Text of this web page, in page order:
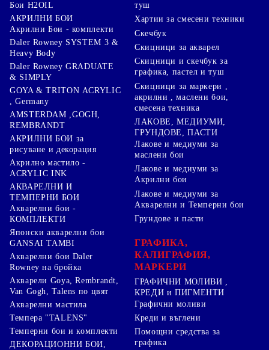
Бои H2OIL
АКРИЛНИ БОИ
Акрилни Бои - комплекти
Daler Rowney SYSTEM 3 &
Heavy Body
Daler Rowney GRADUATE
& SIMPLY
GOYA & TRITON АCRYLIC
, Germany
AMSTERDAM ,GOGH,
REMBRANDT
АКРИЛНИ БОИ за
рисуване и декорация
Акрилно мастило -
ACRYLIC INK
АКВАРЕЛНИ И
ТЕМПЕРНИ БОИ
Акварелни бои -
КОМПЛЕКТИ
Японски акварелни бои
GANSAI TAMBI
Акварелни бои Daler
Rowney на бройка
Акварели Goya, Rembrandt,
Van Gogh, Talens по цвят
Акварелни мастила
Темпера "TALENS"
Темперни бои и комплекти
ДЕКОРАЦИОННИ БОИ,
туш
Хартии за смесени техники
Скечбук
Скицници за акварел
Скицници и скечбук за
графика, пастел и туш
Скицници за маркери ,
акрилни , маслени бои,
смесена техника
ЛАКОВЕ, МЕДИУМИ,
ГРУНДОВЕ, ПАСТИ
Лакове и медиуми за
маслени бои
Лакове и медиуми за
Акрилни бои
Лакове и медиуми за
Акварелни и Темперни бои
Грундове и пасти
ГРАФИКА,
КАЛИГРАФИЯ,
МАРКЕРИ
ГРАФИЧНИ МОЛИВИ ,
КРЕДИ и ПИГМЕНТИ
Графични моливи
Креди и въглени
Помощни средства за
графика